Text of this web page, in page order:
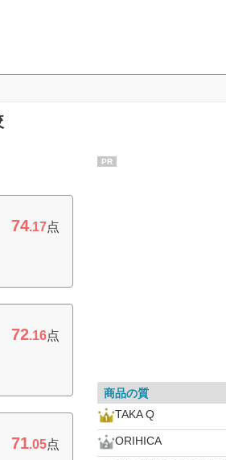
74.17点
72.16点
71.05点
PR
商品の質
TAKA Q
ORIHICA